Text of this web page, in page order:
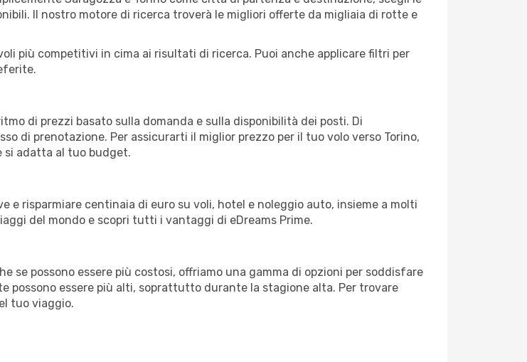
Il nostro motore di ricerca troverà le migliori offerte da migliaia di rotte e
più competitivi in cima ai risultati di ricerca. Puoi anche applicare filtri per
di prezzi basato sulla domanda e sulla disponibilità dei posti. Di
di prenotazione. Per assicurarti il miglior prezzo per il tuo volo verso Torino,
si adatta al tuo budget.
e risparmiare centinaia di euro su voli, hotel e noleggio auto, insieme a molti
del mondo e scopri tutti i vantaggi di eDreams Prime.
se possono essere più costosi, offriamo una gamma di opzioni per soddisfare
possono essere più alti, soprattutto durante la stagione alta. Per trovare
tuo viaggio.